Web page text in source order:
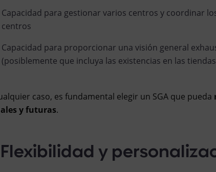
Capacidad para gestionar varios centros y coordinar
centros
Capacidad para proporcionar una visión general
(posiblemente que incluya las existencias en las
caso, es fundamental elegir un SGA que pueda
y futuras.
y